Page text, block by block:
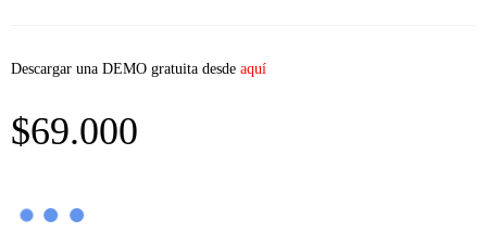
Descargar una DEMO gratuita desde aquí
$69.000